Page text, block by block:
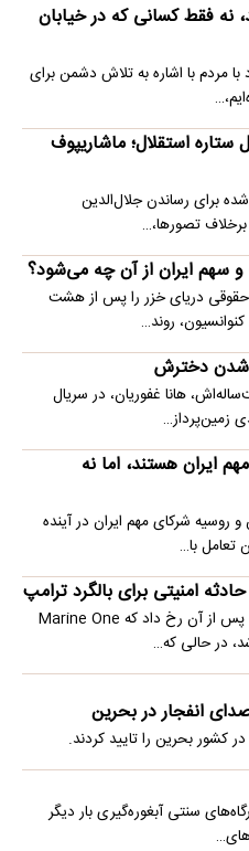
نه فقط کسانی که در خیابان
مردم با اشاره به تلاش دشمن برای
ستاره استقلال؛ ماشاریپوف
برای رساندن جلال‌الدین
تصورها،…
سهم ایران از آن چه می‌شود؟
حقوقی دریای خزر را پس از هشت
روند…
شدن دخترش
هانا غفوریان، در سریال
زمین‌پرداز…
ایران هستند، اما نه
روسیه شرکای مهم ایران در آینده
تعامل با…
امنیتی برای بالگرد ترامپ
حادثه امنیتی برای بالگرد دونالد ترامپ پس از آن رخ داد که Marine One
انفجار در بحرین
کشور بحرین را تایید کردند.
سنتی آبغوره‌گیری بار دیگر